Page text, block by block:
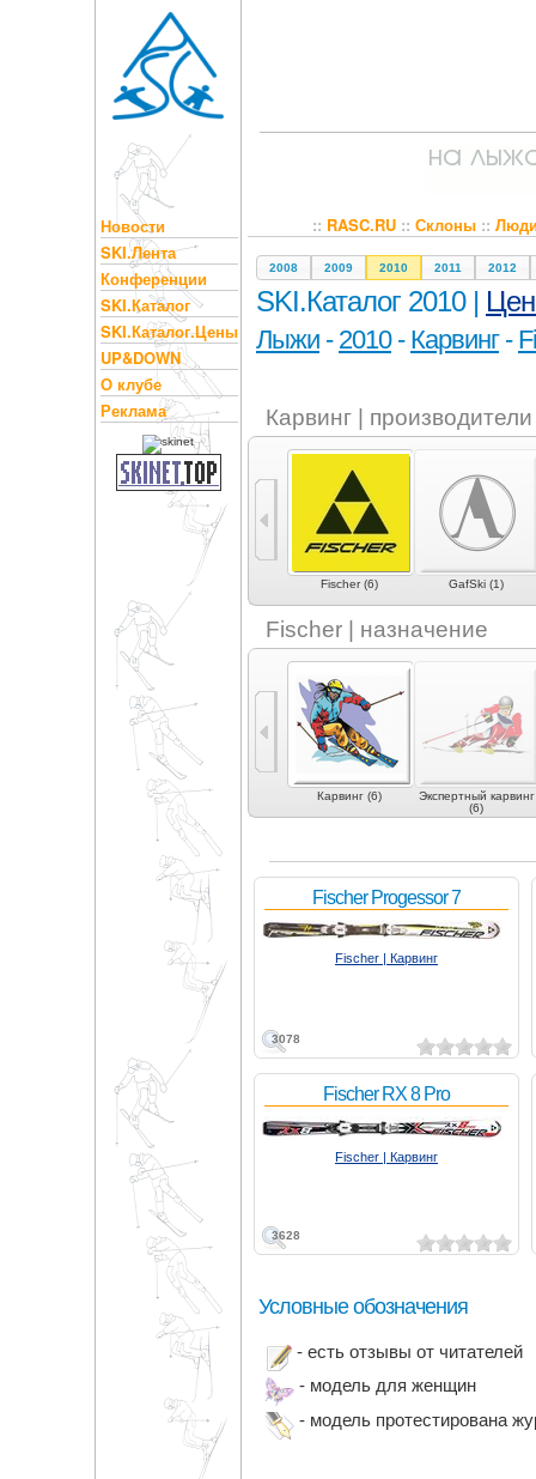
Новости
SKI.Лента
Конференции
SKI.Каталог
SKI.Каталог.Цены
UP&DOWN
О клубе
Реклама
:: RASC.RU:: Склоны::
2008 2009 2010 2011 2012
SKI.Каталог 2010 |
Лыжи - 2010- Карвинг-
Карвинг | производители
Fischer (6) GafSki (1)
Fischer | назначение
Универсальные (2)
Экспертные
универсальные (2)
Карвинг (6)
Экспертный карвинг
(6)
3078
Fischer Progessor 7
Fischer | Карвинг
3628
Fischer RX 8 Pro
Fischer | Карвинг
Условные обозначения
- есть отзывы от читателей
- модель для женщин
- модель протестирована